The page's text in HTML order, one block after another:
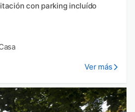
con parking incluído
Ver más